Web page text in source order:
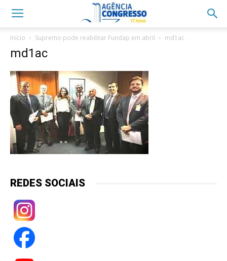
Início Supremo pode reabilitar Fundap em abril md1ac
md1ac
REDES SOCIAIS